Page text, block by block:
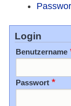
Login
Benutzername
Passwort